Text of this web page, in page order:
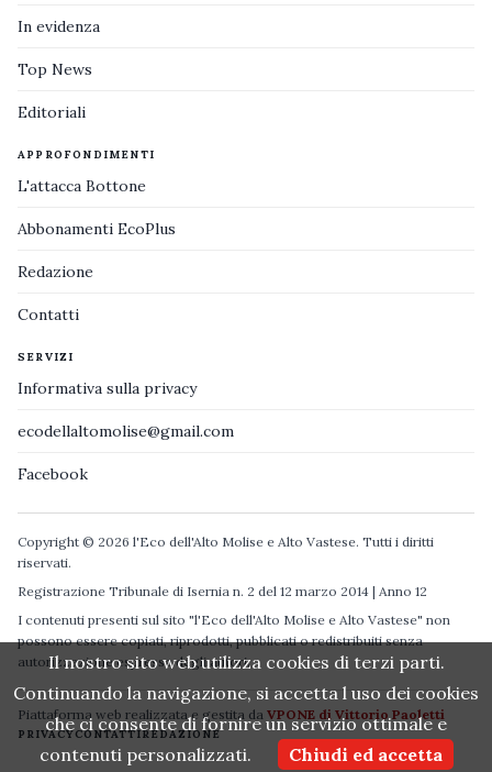
In evidenza
Top News
Editoriali
APPROFONDIMENTI
L'attacca Bottone
Abbonamenti EcoPlus
Redazione
Contatti
SERVIZI
Informativa sulla privacy
ecodellaltomolise@gmail.com
Facebook
Copyright © 2026 l'Eco dell'Alto Molise e Alto Vastese. Tutti i diritti
riservati.
Registrazione Tribunale di Isernia n. 2 del 12 marzo 2014 | Anno 12
I contenuti presenti sul sito "l'Eco dell'Alto Molise e Alto Vastese" non
possono essere copiati, riprodotti, pubblicati o redistribuiti senza
autorizzazione espressa degli autori.
Piattaforma web realizzata e gestita da VPONE di Vittorio Paoletti
PRIVACYCONTATTIREDAZIONE
Il nostro sito web utilizza cookies di terzi parti.
Continuando la navigazione, si accetta l uso dei cookies
che ci consente di fornire un servizio ottimale e
contenuti personalizzati.
Chiudi ed accetta